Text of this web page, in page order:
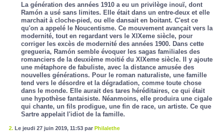
La génération des années 1910 a eu un privilège inouï, dont
Ramón a usé sans limites. Elle était dans un entre-deux et elle
marchait à cloche-pied, ou elle dansait en boitant. C'est ce
qu'on a appelé le Noucentisme. Ce mouvement avançait vers la
modernité, tout en regardant vers le XIXeme siècle, pour
corriger les excès de modernité des années 1900. Dans cette
gregueria, Ramón semble évoquer les sagas familiales des
romanciers de la deuxième moitié du XIXeme siècle. Il y ajoute
une métaphore de fabuliste, avec la distance amusée des
nouvelles générations. Pour le roman naturaliste, une famille
tend vers le désordre et la dégradation, comme toute chose
dans le monde. Elle aurait des tares héréditaires, ce qui était
une hypothèse fantaisiste. Néanmoins, elle produira une cigale
qui chante, un fils prodigue, une fin de race, un artiste. Ce que
Sartre appelait l'idiot de la famille.
2. Le jeudi 27 juin 2019, 11:53 par Philalethe